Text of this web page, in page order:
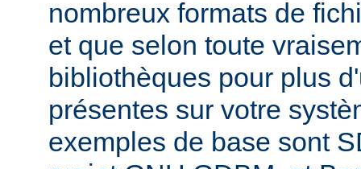
nombreux formats de
et que selon toute
bibliothèques pour plus
présentes sur votre
exemples de base sont